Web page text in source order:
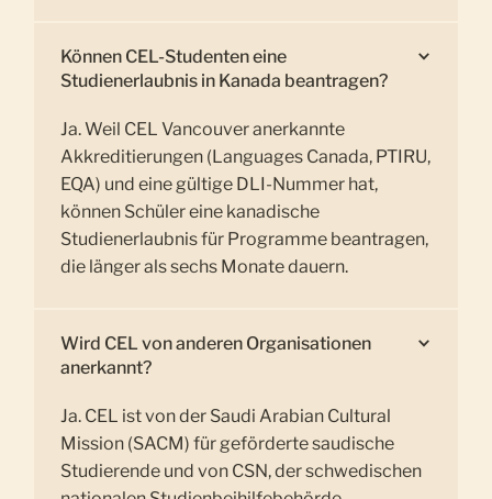
Können CEL-Studenten eine
Studienerlaubnis in Kanada beantragen?
Ja. Weil CEL Vancouver anerkannte
Akkreditierungen (Languages Canada, PTIRU,
EQA) und eine gültige DLI-Nummer hat,
können Schüler eine kanadische
Studienerlaubnis für Programme beantragen,
die länger als sechs Monate dauern.
Wird CEL von anderen Organisationen
anerkannt?
Ja. CEL ist von der Saudi Arabian Cultural
Mission (SACM) für geförderte saudische
Studierende und von CSN, der schwedischen